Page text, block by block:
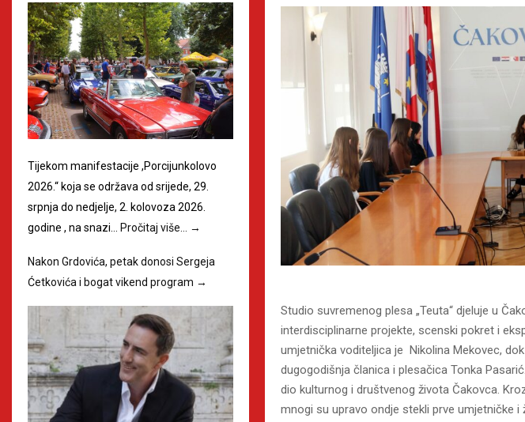
Studio suvremenog plesa „Teuta“ djeluje u
interdisciplinarne projekte, scenski pokret i
umjetnička voditeljica je Nikolina Mekovec,
dugogodišnja članica i plesačica Tonka
dio kulturnog i društvenog života Čakovca.
mnogi su upravo ondje stekli prve umjetničke i
Tijekom manifestacije ,Porcijunkolovo
2026.“ koja se održava od srijede, 29.
srpnja do nedjelje, 2. kolovoza 2026.
godine , na snazi…
Pročitaj više… →
Nakon Grdovića, petak donosi Sergeja
Ćetkovića i bogat vikend program →